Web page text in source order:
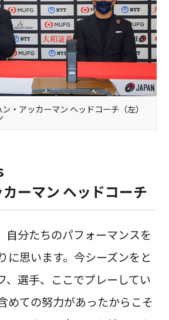
・アッカーマン ヘッドコーチ（左）
ーマン ヘッドコーチ
自分たちのパフォーマンスを
に思います。今シーズンをと
、選手、ここでプレーしてい
めての努力があったからこそ